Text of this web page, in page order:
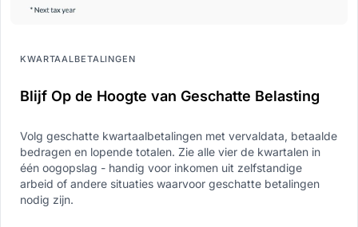
KWARTAALBETALINGEN
Blijf Op de Hoogte van Geschatte Belasting
Volg geschatte kwartaalbetalingen met vervaldata, betaalde
bedragen en lopende totalen. Zie alle vier de kwartalen in
één oogopslag - handig voor inkomen uit zelfstandige
arbeid of andere situaties waarvoor geschatte betalingen
nodig zijn.